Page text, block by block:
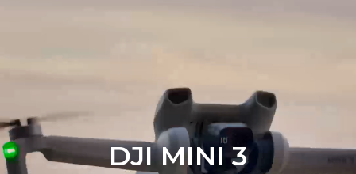
DJI MINI 3